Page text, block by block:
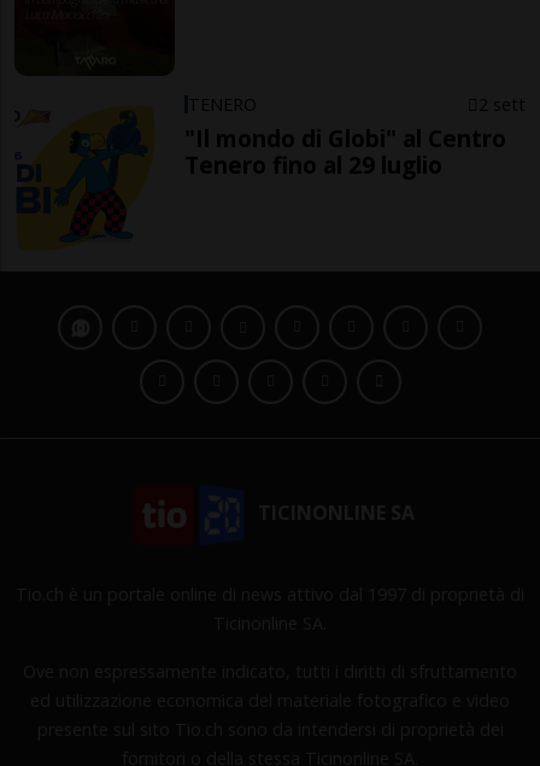
TENERO 2 sett
"Il mondo di Globi" al Centro
Tenero fino al 29 luglio